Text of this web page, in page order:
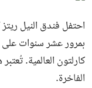
احتفل فندق النيل ريتز
بمرور عشر سنوات على
كارلتون العالمية.
الفاخرة.